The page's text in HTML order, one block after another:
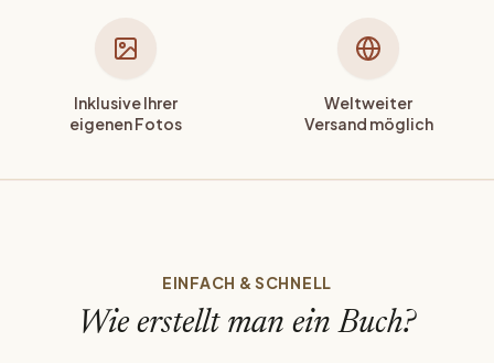
Inklusive Ihrer
eigenen Fotos
Weltweiter
Versand möglich
EINFACH & SCHNELL
Wie erstellt man ein Buch?